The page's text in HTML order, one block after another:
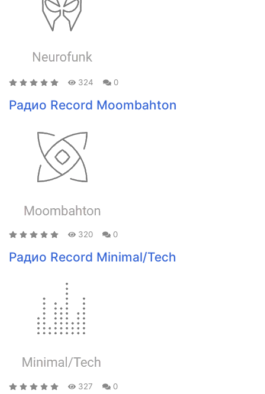
324 0
Радио Record Moombahton
320 0
Радио Record Minimal/Tech
327 0